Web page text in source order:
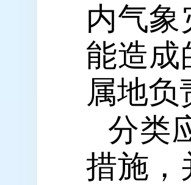
内气
能造成
属地负
分类
措施，